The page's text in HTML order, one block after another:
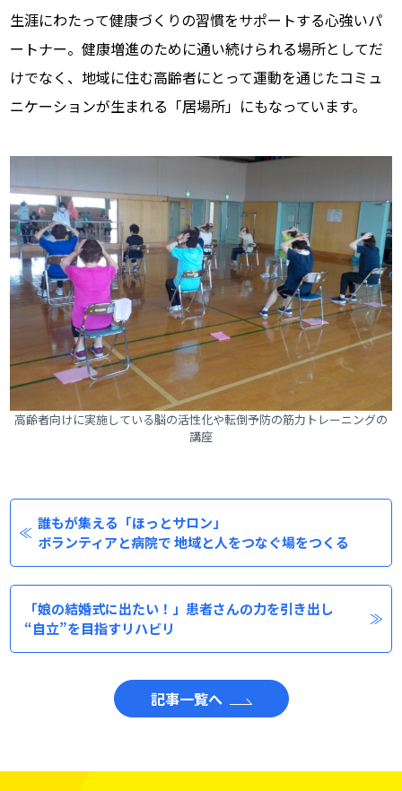
生涯にわたって健康づくりの習慣をサポートする心強いパ
ートナー。健康増進のために通い続けられる場所としてだ
けでなく、地域に住む高齢者にとって運動を通じたコミュ
ニケーションが生まれる「居場所」にもなっています。
高齢者向けに実施している脳の活性化や転倒予防の筋力トレーニングの
講座
誰もが集える「ほっとサロン」
ボランティアと病院で 地域と人をつなぐ場をつくる
「娘の結婚式に出たい！」患者さんの力を引き出し
“自立”を目指すリハビリ
記事一覧へ